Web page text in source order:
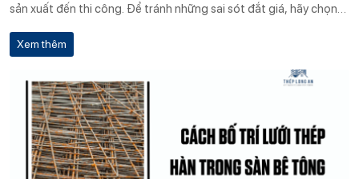
sản xuất đến thi công. Để tránh những sai sót đắt giá, hãy chọn
đơn vị uy tín như Thép Long An, nơi chất lượng được cam kết
bằng cả quy trình và dịch vụ.
Xem thêm